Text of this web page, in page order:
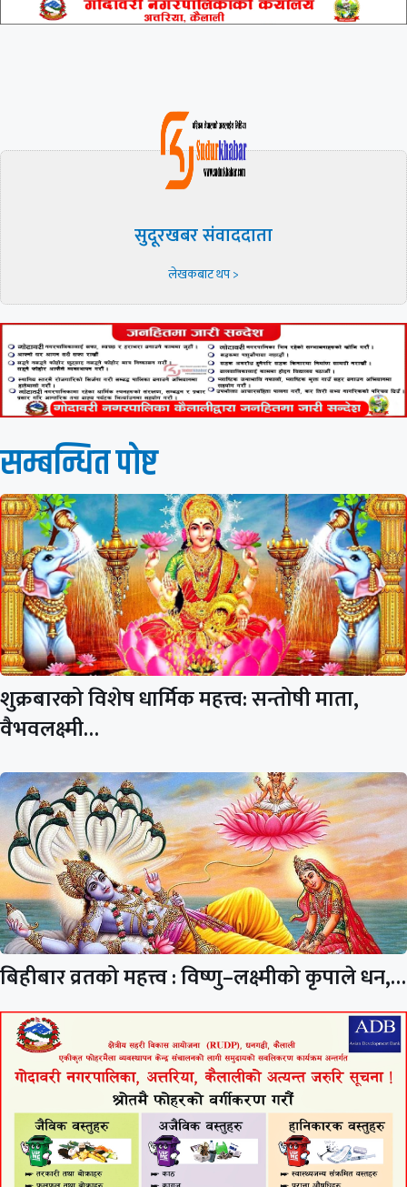
सुदूरखबर संवाददाता
लेखकबाट थप >
सम्बन्धित पाेष्ट
शुक्रबारको विशेष धार्मिक महत्त्व: सन्तोषी माता,
वैभवलक्ष्मी…
बिहीबार व्रतको महत्त्व : विष्णु–लक्ष्मीको कृपाले धन,…